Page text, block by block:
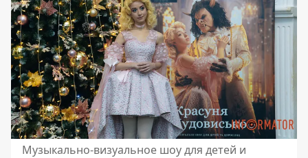
Музыкально-визуальное шоу для детей и